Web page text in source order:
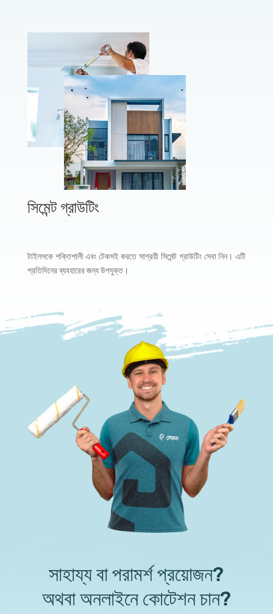
সিমেন্ট গ্রাউটিং
টাইলসকে শক্তিশালী এবং টেকসই করতে সাশ্রয়ী সিমেন্ট গ্রাউটিং সেবা নিন। এটি
প্রতিদিনের ব্যবহারের জন্য উপযুক্ত।
সাহায্য বা পরামর্শ প্রয়োজন?
অথবা অনলাইনে কোটেশন চান?